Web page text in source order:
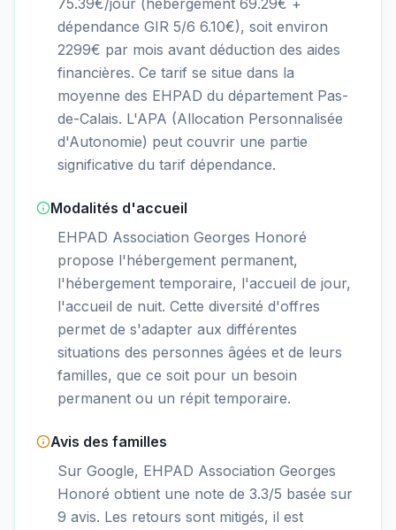
75.39€/jour (hébergement 69.29€ +
dépendance GIR 5/6 6.10€), soit environ
2299€ par mois avant déduction des aides
financières. Ce tarif se situe dans la
moyenne des EHPAD du département Pas-
de-Calais. L'APA (Allocation Personnalisée
d'Autonomie) peut couvrir une partie
significative du tarif dépendance.
Modalités d'accueil
EHPAD Association Georges Honoré
propose l'hébergement permanent,
l'hébergement temporaire, l'accueil de jour,
l'accueil de nuit. Cette diversité d'offres
permet de s'adapter aux différentes
situations des personnes âgées et de leurs
familles, que ce soit pour un besoin
permanent ou un répit temporaire.
Avis des familles
Sur Google, EHPAD Association Georges
Honoré obtient une note de 3.3/5 basée sur
9 avis. Les retours sont mitigés, il est